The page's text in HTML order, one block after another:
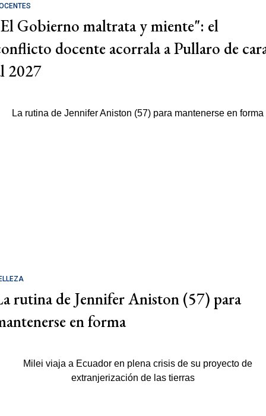
Gobierno maltrata y miente": el
docente acorrala a Pullaro de
2027
rutina de Jennifer Aniston (57) para
en forma